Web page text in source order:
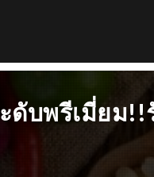
ดับพรีเมี่ยม!!